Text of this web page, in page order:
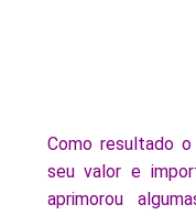
Como resultado
seu valor e
aprimorou